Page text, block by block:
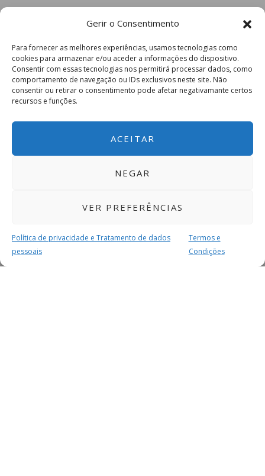
Gerir o Consentimento
Para fornecer as melhores experiências, usamos tecnologias como
cookies para armazenar e/ou aceder a informações do dispositivo.
Consentir com essas tecnologias nos permitirá processar dados, como
comportamento de navegação ou IDs exclusivos neste site. Não
consentir ou retirar o consentimento pode afetar negativamante certos
recursos e funções.
ACEITAR
NEGAR
VER PREFERÊNCIAS
Política de privacidade e Tratamento de dados
pessoais
Termos e
Condições